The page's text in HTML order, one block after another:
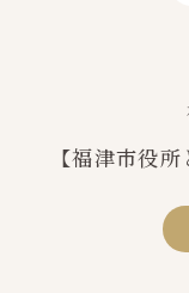
【福津市役